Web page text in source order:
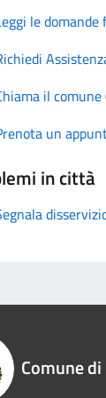
le
il
un
in città
Comune